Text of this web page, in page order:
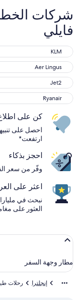
شركات
فايلي
KLMKLM
Aer Lingus
Aer Lingus
Jet2Jet2
Ryanair
Ryanair
كن على
احصل على
ارتفعت*
احجز بذكاء
وفّر من سعر
اعثر على
نبحث في
العثور على
مطار وجهة السفر
إنجلترا رحلات